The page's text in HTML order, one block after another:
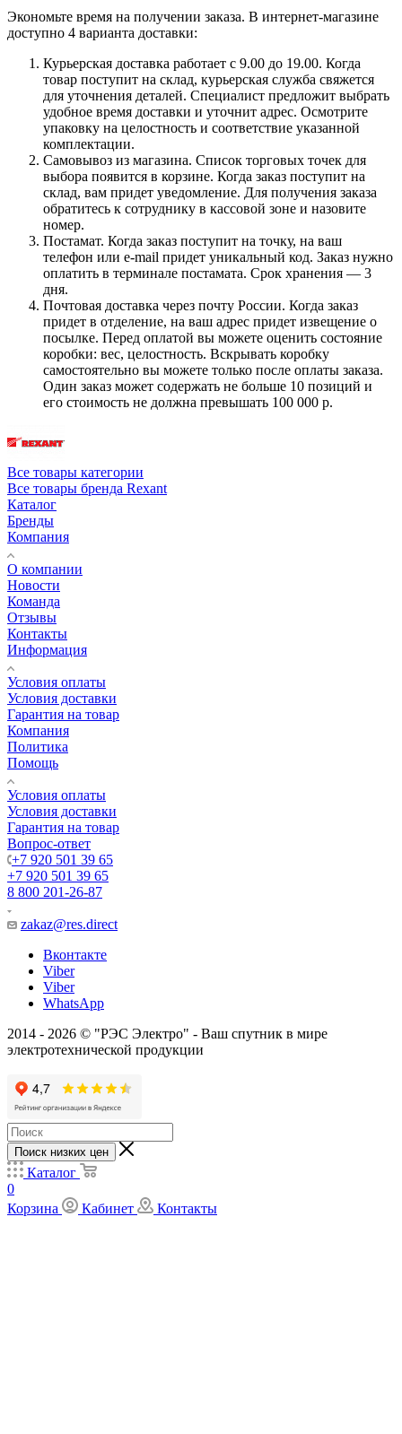
Экономьте время на получении заказа. В интернет-магазине
доступно 4 варианта доставки:
Курьерская доставка работает с 9.00 до 19.00. Когда
товар поступит на склад, курьерская служба свяжется
для уточнения деталей. Специалист предложит выбрать
удобное время доставки и уточнит адрес. Осмотрите
упаковку на целостность и соответствие указанной
комплектации.
Самовывоз из магазина. Список торговых точек для
выбора появится в корзине. Когда заказ поступит на
склад, вам придет уведомление. Для получения заказа
обратитесь к сотруднику в кассовой зоне и назовите
номер.
Постамат. Когда заказ поступит на точку, на ваш
телефон или e-mail придет уникальный код. Заказ нужно
оплатить в терминале постамата. Срок хранения — 3
дня.
Почтовая доставка через почту России. Когда заказ
придет в отделение, на ваш адрес придет извещение о
посылке. Перед оплатой вы можете оценить состояние
коробки: вес, целостность. Вскрывать коробку
самостоятельно вы можете только после оплаты заказа.
Один заказ может содержать не больше 10 позиций и
его стоимость не должна превышать 100 000 р.
Все товары категории
Все товары бренда Rexant
Каталог
Бренды
Компания
О компании
Новости
Команда
Отзывы
Контакты
Информация
Условия оплаты
Условия доставки
Гарантия на товар
Компания
Политика
Помощь
Условия оплаты
Условия доставки
Гарантия на товар
Вопрос-ответ
+7 920 501 39 65
+7 920 501 39 65
8 800 201-26-87
zakaz@res.direct
Вконтакте
Viber
Viber
WhatsApp
2014 - 2026 © "РЭС Электро" - Ваш спутник в мире
электротехнической продукции
Поиск низких цен
Каталог
0
Корзина
Кабинет Контакты